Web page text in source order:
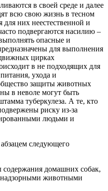
в своей среде и далее
всю свою жизнь в тесном
для них неестественной и
подвергаются насилию –
опасные и
для выполнения
цирках
в не подходящих для
ухода и
защиты животных
в неволе могут быть
туберкулеза. А те, кто
риску из-за
людьми и
следующего
содержания домашних собак,
животными